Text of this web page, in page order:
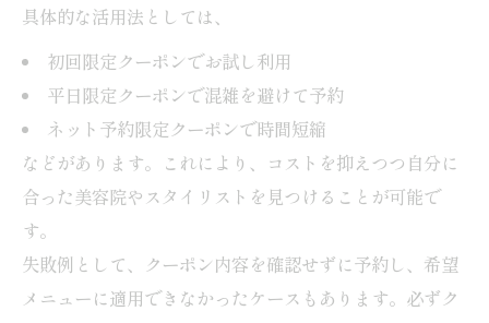
具体的な活用法としては、
初回限定クーポンでお試し利用
平日限定クーポンで混雑を避けて予約
ネット予約限定クーポンで時間短縮
などがあります。これにより、コストを抑えつつ自分に
合った美容院やスタイリストを見つけることが可能で
す。
失敗例として、クーポン内容を確認せずに予約し、希望
メニューに適用できなかったケースもあります。必ずク